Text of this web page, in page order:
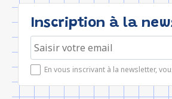
Inscription à la
En vous inscrivant à la newsletter,